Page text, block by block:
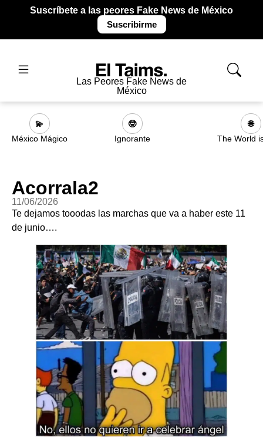
Suscríbete a las peores Fake News de México
Suscribirme
Las Peores Fake News de
México
💫
México Mágico
🤓
Ignorante
🌐
The World
Acorrala2
11/06/2026
Te dejamos tooodas las marchas que va a haber este 11
de junio….